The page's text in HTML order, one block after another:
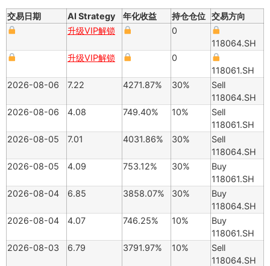
交易日期 AI Strategy 年化收益 持仓仓位 交易方向
升级VIP解锁
0
118064.SH
升级VIP解锁
0
118061.SH
2026-08-06
7.22 4271.87% 30%
Sell
118064.SH
2026-08-06
4.08 749.40% 10%
Sell
118061.SH
2026-08-05
7.01 4031.86% 30%
Sell
118064.SH
2026-08-05
4.09 753.12% 30%
Buy
118061.SH
2026-08-04
6.85 3858.07% 30%
Buy
118064.SH
2026-08-04
4.07 746.25% 10%
Buy
118061.SH
2026-08-03
6.79 3791.97% 10%
Sell
118064.SH